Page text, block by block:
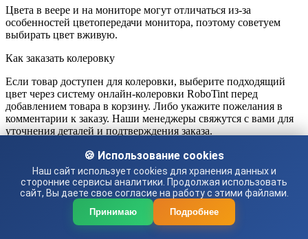
Цвета в веере и на мониторе могут отличаться из-за
особенностей цветопередачи монитора, поэтому советуем
выбирать цвет вживую.
Как заказать колеровку
Если товар доступен для колеровки, выберите подходящий
цвет через систему онлайн-колеровки RoboTint перед
добавлением товара в корзину. Либо укажите пожелания в
комментарии к заказу. Наши менеджеры свяжутся с вами для
уточнения деталей и подтверждения заказа.
Если мы при колеровке ошибемся с цветом, то заколеруем
заново весь объем краски бесплатно.
Диапазон
цен:
🍪 Использование cookies
Наш сайт использует cookies для хранения данных и
сторонние сервисы аналитики. Продолжая использовать
сайт, Вы даете свое согласие на работу с этими файлами.
Принимаю Подробнее